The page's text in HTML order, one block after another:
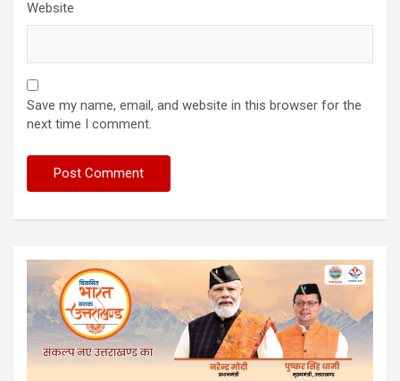
Website
Save my name, email, and website in this browser for the
next time I comment.